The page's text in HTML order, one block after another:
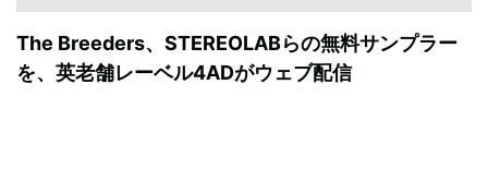
The Breeders、STEREOLABらの無料サンプラー
を、英老舗レーベル4ADがウェブ配信